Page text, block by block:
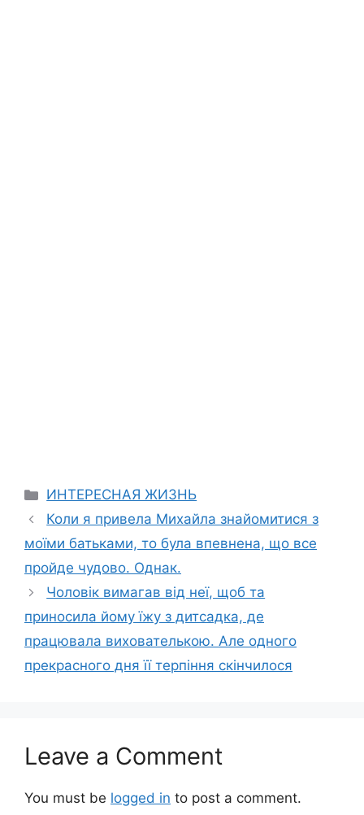
Categories
ИНТЕРЕСНАЯ ЖИЗНЬ
Коли я привела Михайла знайомитися з
моїми батьками, то була впевнена, що все
пройде чудово. Однак.
Чоловік вимагав від неї, щоб та
приносила йому їжу з дитсадка, де
працювала вихователькою. Але одного
прекрасного дня її терпіння скінчилося
Leave a Comment
You must be logged in to post a comment.